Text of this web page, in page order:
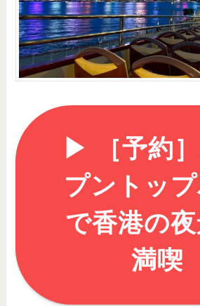
▶︎ ［予約
プントッ
で香港の
満喫